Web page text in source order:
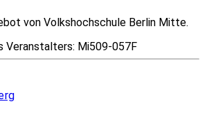
von Volkshochschule Berlin Mitte.
Veranstalters: Mi509-057F